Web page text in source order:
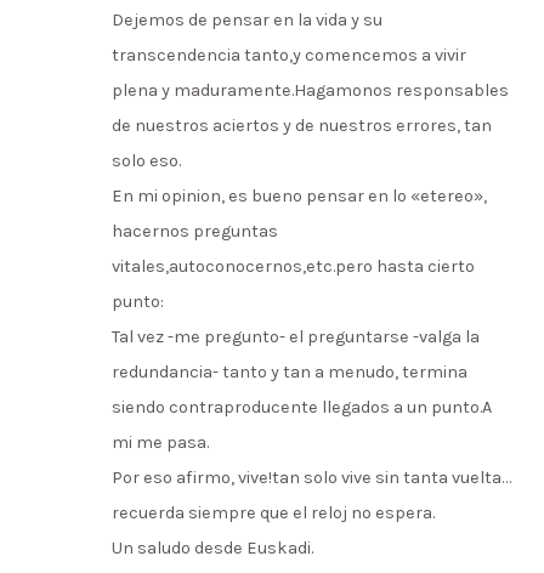
Dejemos de pensar en la vida y su
transcendencia tanto,y comencemos a vivir
plena y maduramente.Hagamonos responsables
de nuestros aciertos y de nuestros errores, tan
solo eso.
En mi opinion, es bueno pensar en lo «etereo»,
hacernos preguntas
vitales,autoconocernos,etc.pero hasta cierto
punto:
Tal vez -me pregunto- el preguntarse -valga la
redundancia- tanto y tan a menudo, termina
siendo contraproducente llegados a un punto.A
mi me pasa.
Por eso afirmo, vive!tan solo vive sin tanta vuelta…
recuerda siempre que el reloj no espera.
Un saludo desde Euskadi.